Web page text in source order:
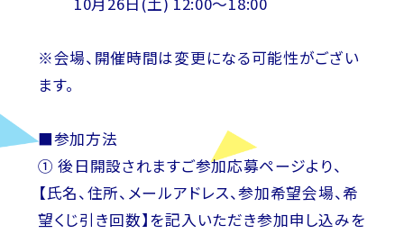
※会場、開催時間は変更になる可能性がござい
ます。
■参加方法
① 後日開設されますご参加応募ページより、
【氏名、住所、メールアドレス、参加希望会場、希
望くじ引き回数】を記入いただき参加申し込みを